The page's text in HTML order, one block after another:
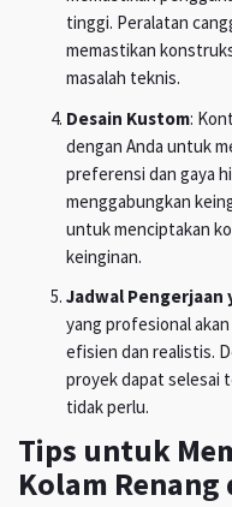
tinggi. Peralatan
memastikan
masalah teknis.
Desain Kustom:
dengan Anda untuk
preferensi dan gaya
menggabungkan
untuk menciptakan
keinginan.
Jadwal Pengerjaan
yang profesional
efisien dan realistis.
proyek dapat selesai
tidak perlu.
Tips untuk
Kolam Renang